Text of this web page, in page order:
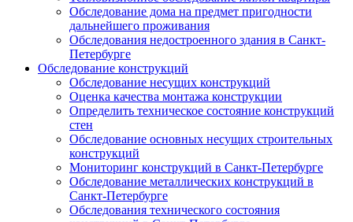
Обследование дома на предмет пригодности
дальнейшего проживания
Обследования недостроенного здания в Санкт-
Петербурге
Обследование конструкций
Обследование несущих конструкций
Оценка качества монтажа конструкции
Определить техническое состояние конструкций
стен
Обследование основных несущих строительных
конструкций
Мониторинг конструкций в Санкт-Петербурге
Обследование металлических конструкций в
Санкт-Петербурге
Обследования технического состояния